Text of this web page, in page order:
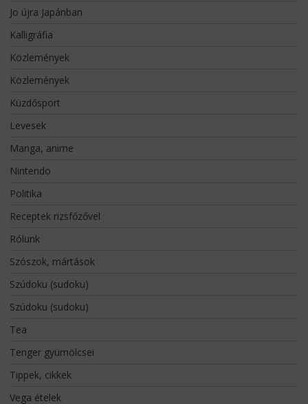
Jo újra Japánban
Kalligráfia
Közlemények
Közlemények
Küzdősport
Levesek
Manga, anime
Nintendo
Politika
Receptek rizsfőzővel
Rólunk
Szószok, mártások
Szúdoku (sudoku)
Szúdoku (sudoku)
Tea
Tenger gyümölcsei
Tippek, cikkek
Vega ételek